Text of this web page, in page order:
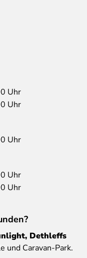
Uhr
Uhr
Uhr
Uhr
Uhr
Dethleffs
und Caravan-Park.